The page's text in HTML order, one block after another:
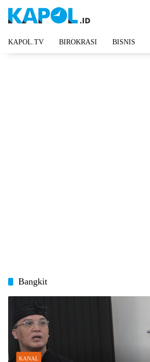
KAPOL.TV BIROKRASI BISNIS
Bangkit
KANAL